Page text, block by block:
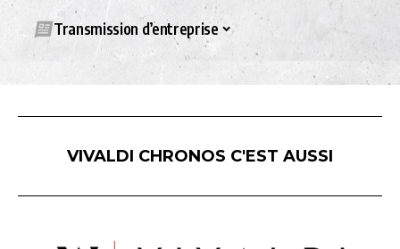
Transmission d’entreprise
VIVALDI CHRONOS C'EST AUSSI